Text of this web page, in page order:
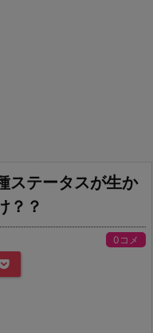
ステータスが生か
？？
0コメ